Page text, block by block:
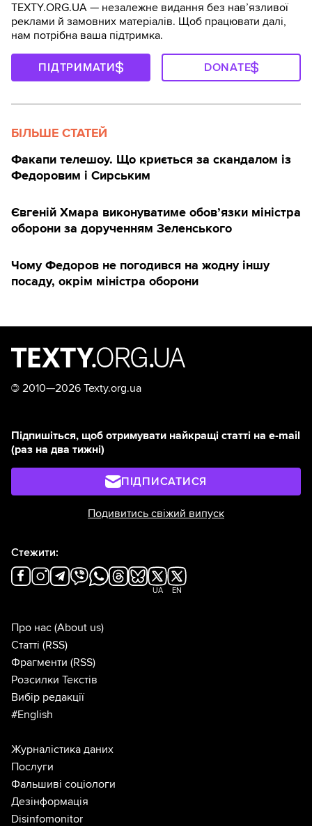
TEXTY.ORG.UA — незалежне видання без навʼязливої
реклами й замовних матеріалів. Щоб працювати далі,
нам потрібна ваша підтримка.
ПІДТРИМАТИ DONATE
БІЛЬШЕ СТАТЕЙ
Факапи телешоу. Що криється за скандалом із
Федоровим і Сирським
Євгеній Хмара виконуватиме обов’язки міністра
оборони за дорученням Зеленського
Чому Федоров не погодився на жодну іншу
посаду, окрім міністра оборони
© 2010—2026 Texty.org.ua
Підпишіться, щоб отримувати найкращі статті на e-mail
(раз на два тижні)
ПІДПИСАТИСЯ
Подивитись свіжий випуск
Стежити:
UA EN
Про нас (About us)
Статті (RSS)
Фрагменти (RSS)
Розсилки Текстів
Вибір редакції
#English
Журналістика даних
Послуги
Фальшиві соціологи
Дезінформація
Disinfomonitor